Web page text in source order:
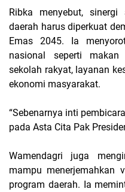
Ribka menyebut,
daerah harus diperkuat
Emas 2045. Ia
nasional seperti makan
sekolah rakyat, layanan
ekonomi masyarakat.
“Sebenarnya inti
pada Asta Cita Pak
Wamendagri juga
mampu menerjemahkan
program daerah. Ia